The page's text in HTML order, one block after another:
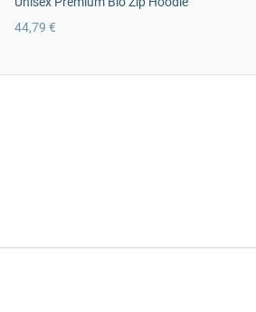
44,79 €